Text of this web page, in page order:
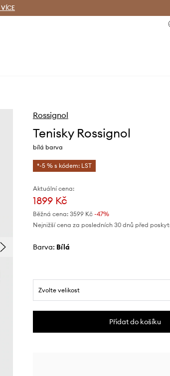
VÍCE
Rossignol
Tenisky Rossignol
bílá barva
*-5 % s kódem: LST
Aktuální cena:
1899 Kč
Běžná cena: 3599 Kč-47%
Nejnižší cena za posledních 30 dnů před
Barva: bílá
Zvolte velikost
Přidat do košíku